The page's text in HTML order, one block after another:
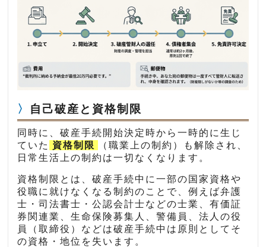
自己破産と資格制限
同時に、破産手続開始決定時から一時的に生じ
ていた 資格制限
（職業上の制約）も解除され、
日常生活上の制約は一切なくなります。
資格制限とは、破産手続中に一部の国家資格や
役職に就けなくなる制約のことで、例えば弁護
士・司法書士・公認会計士などの士業、有価証
券関連業、生命保険募集人、警備員、法人の役
員（取締役）などは破産手続中は原則としてそ
の資格・地位を失います。